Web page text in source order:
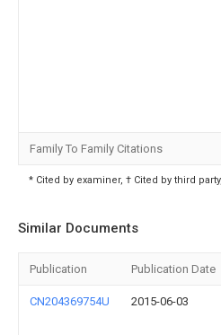
Family To Family Citations
* Cited by examiner, † Cited by third
Similar Documents
Publication Publication Date
CN204369754U 2015-06-03